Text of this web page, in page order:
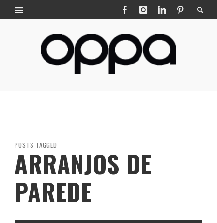
POSTS TAGGED
ARRANJOS DE
PAREDE